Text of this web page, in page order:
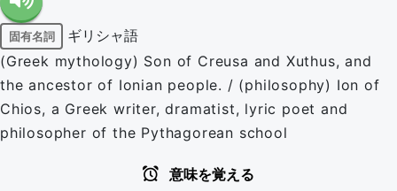
固有名詞
ギリシャ語
(Greek mythology) Son of Creusa and Xuthus, and
the ancestor of Ionian people. / (philosophy) Ion of
Chios, a Greek writer, dramatist, lyric poet and
philosopher of the Pythagorean school
意味を覚える